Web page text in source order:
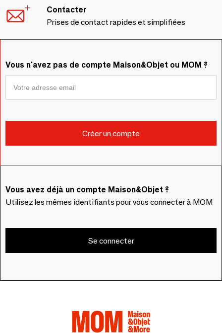
Contacter
Prises de contact rapides et simplifiées
Vous n'avez pas de compte Maison&Objet ou MOM ?
Vous avez déjà un compte Maison&Objet ?
Utilisez les mêmes identifiants pour vous connecter à MOM
Se connecter